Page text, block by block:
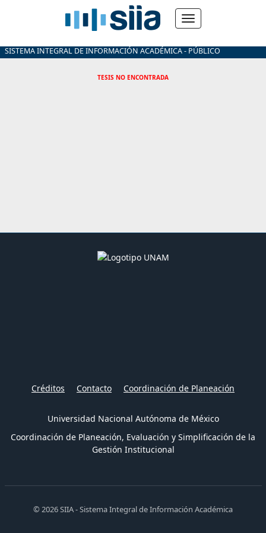
SISTEMA INTEGRAL DE INFORMACIÓN ACADÉMICA - PÚBLICO
TESIS NO ENCONTRADA
Créditos Contacto Coordinación de Planeación
Universidad Nacional Autónoma de México
Coordinación de Planeación, Evaluación y Simplificación de la
Gestión Institucional
© 2026 SIIA - Sistema Integral de Información Académica